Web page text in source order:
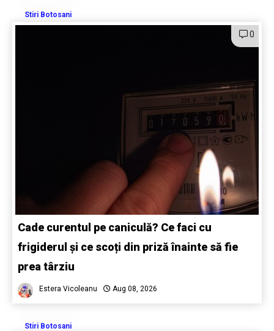
Stiri Botosani
0
Cade curentul pe caniculă? Ce faci cu
frigiderul și ce scoți din priză înainte să fie
prea târziu
Estera Vicoleanu Aug 08, 2026
Stiri Botosani